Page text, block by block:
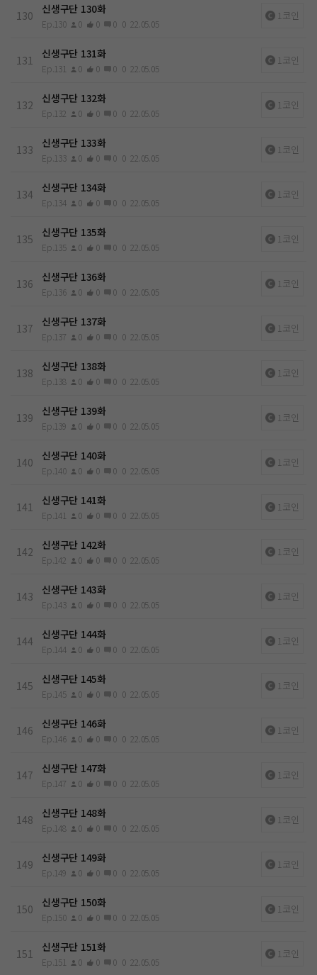
130 신생구단 130화
Ep.130 0 0 0 0 22.05.05
1코인
131 신생구단 131화
Ep.131 0 0 0 0 22.05.05
1코인
132 신생구단 132화
Ep.132 0 0 0 0 22.05.05
1코인
133 신생구단 133화
Ep.133 0 0 0 0 22.05.05
1코인
134 신생구단 134화
Ep.134 0 0 0 0 22.05.05
1코인
135 신생구단 135화
Ep.135 0 0 0 0 22.05.05
1코인
136 신생구단 136화
Ep.136 0 0 0 0 22.05.05
1코인
137 신생구단 137화
Ep.137 0 0 0 0 22.05.05
1코인
138 신생구단 138화
Ep.138 0 0 0 0 22.05.05
1코인
139 신생구단 139화
Ep.139 0 0 0 0 22.05.05
1코인
140 신생구단 140화
Ep.140 0 0 0 0 22.05.05
1코인
141 신생구단 141화
Ep.141 0 0 0 0 22.05.05
1코인
142 신생구단 142화
Ep.142 0 0 0 0 22.05.05
1코인
143 신생구단 143화
Ep.143 0 0 0 0 22.05.05
1코인
144 신생구단 144화
Ep.144 0 0 0 0 22.05.05
1코인
145 신생구단 145화
Ep.145 0 0 0 0 22.05.05
1코인
146 신생구단 146화
Ep.146 0 0 0 0 22.05.05
1코인
147 신생구단 147화
Ep.147 0 0 0 0 22.05.05
1코인
148 신생구단 148화
Ep.148 0 0 0 0 22.05.05
1코인
149 신생구단 149화
Ep.149 0 0 0 0 22.05.05
1코인
150 신생구단 150화
Ep.150 0 0 0 0 22.05.05
1코인
151 신생구단 151화
Ep.151 0 0 0 0 22.05.05
1코인